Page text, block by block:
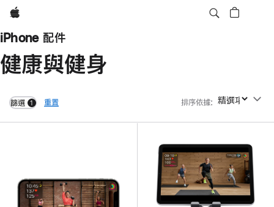
Apple
iPhone 配件
健康與健身
篩選 1
filters active
重置 排序依據: 排序依據